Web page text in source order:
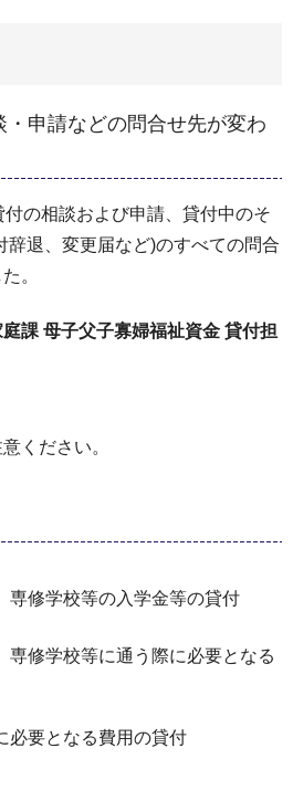
申請などの問合せ先が変わ
の相談および申請、貸付中のそ
辞退、変更届など)のすべての問合
。
課 母子父子寡婦福祉資金 貸付担
ください。
専修学校等の入学金等の貸付
専修学校等に通う際に必要となる
必要となる費用の貸付